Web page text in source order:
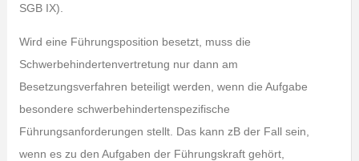
SGB IX).
Wird eine Führungsposition besetzt, muss die
Schwerbehindertenvertretung nur dann am
Besetzungsverfahren beteiligt werden, wenn die Aufgabe
besondere schwerbehindertenspezifische
Führungsanforderungen stellt. Das kann zB der Fall sein,
wenn es zu den Aufgaben der Führungskraft gehört,